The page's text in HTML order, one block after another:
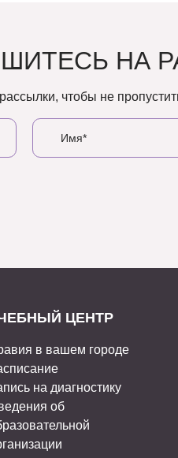
НА
чтобы не
ЦЕНТР
в вашем городе
на диагностику
об